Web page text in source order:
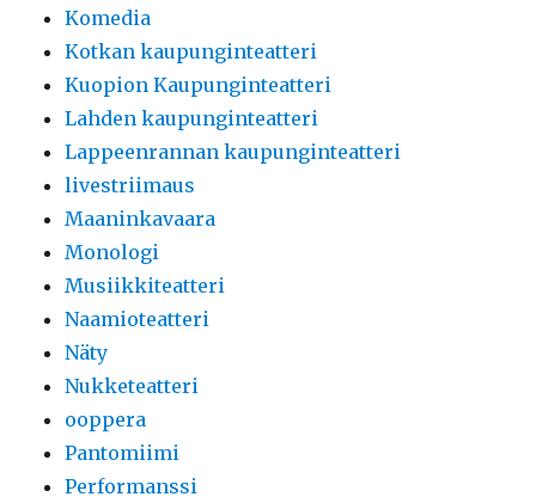
Komedia
Kotkan kaupunginteatteri
Kuopion Kaupunginteatteri
Lahden kaupunginteatteri
Lappeenrannan kaupunginteatteri
livestriimaus
Maaninkavaara
Monologi
Musiikkiteatteri
Naamioteatteri
Näty
Nukketeatteri
ooppera
Pantomiimi
Performanssi